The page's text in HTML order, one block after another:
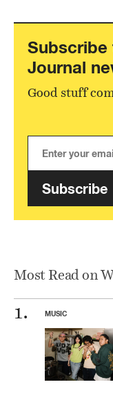
Subscribe
Journal
Good stuff
Subscribe
Most Read on
MUSIC